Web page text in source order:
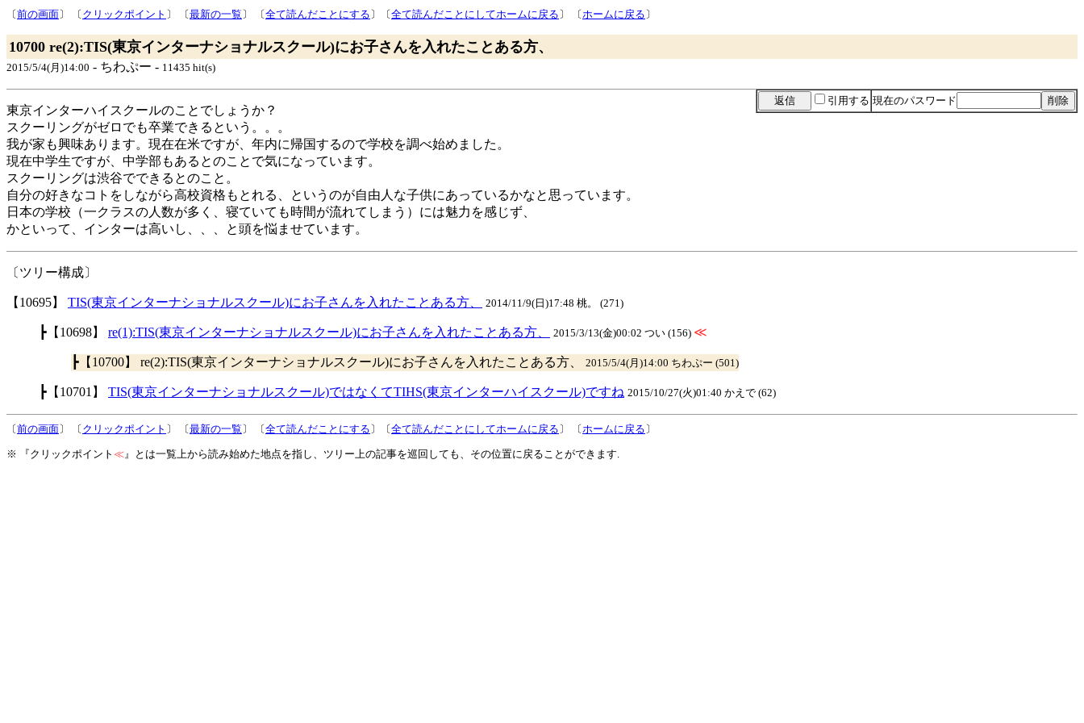
〔前の画面〕 〔 クリックポイント 〕 〔最新の一覧 〕 〔全て読んだことにする 〕〔全て読んだことにしてホームに戻る 〕 〔ホームに戻る 〕
10700 re(2):TIS(東京インターナショナルスクール)にお子さんを入れたことある方、
2015/5/4(月)14:00 - ちわぷー - 11435 hit(s)
引用する 現在のパスワード
東京インターハイスクールのことでしょうか？
スクーリングがゼロでも卒業できるという。。。
我が家も興味あります。現在在米ですが、年内に帰国するので学校を調べ始めました。
現在中学生ですが、中学部もあるとのことで気になっています。
スクーリングは渋谷でできるとのこと。
自分の好きなコトをしながら高校資格もとれる、というのが自由人な子供にあっているかなと思っています。
日本の学校（一クラスの人数が多く、寝ていても時間が流れてしまう）には魅力を感じず、
かといって、インターは高いし、、、と頭を悩ませています。
〔ツリー構成〕
【10695】 TIS(東京インターナショナルスクール)にお子さんを入れたことある方、 2014/11/9(日)17:48 桃。 (271)
┣【10698】 re(1):TIS(東京インターナショナルスクール)にお子さんを入れたことある方、 2015/3/13(金)00:02 つい (156) ≪
┣【10700】 re(2):TIS(東京インターナショナルスクール)にお子さんを入れたことある方、 2015/5/4(月)14:00 ちわぷー (501)
┣【10701】 TIS(東京インターナショナルスクール)ではなくてTIHS(東京インターハイスクール)ですね 2015/10/27(火)01:40 かえで (62)
〔前の画面〕 〔 クリックポイント 〕 〔最新の一覧 〕 〔全て読んだことにする 〕〔全て読んだことにしてホームに戻る 〕 〔ホームに戻る 〕
※ 『クリックポイント ≪』とは一覧上から読み始めた地点を指し、ツリー上の記事を巡回しても、その位置に戻ることができます.